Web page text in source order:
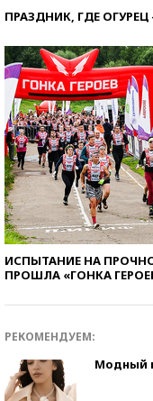
ПРАЗДНИК, ГДЕ
ИСПЫТАНИЕ НА
ПРОШЛА «ГОНКА
РЕКОМЕНДУЕМ:
Модный